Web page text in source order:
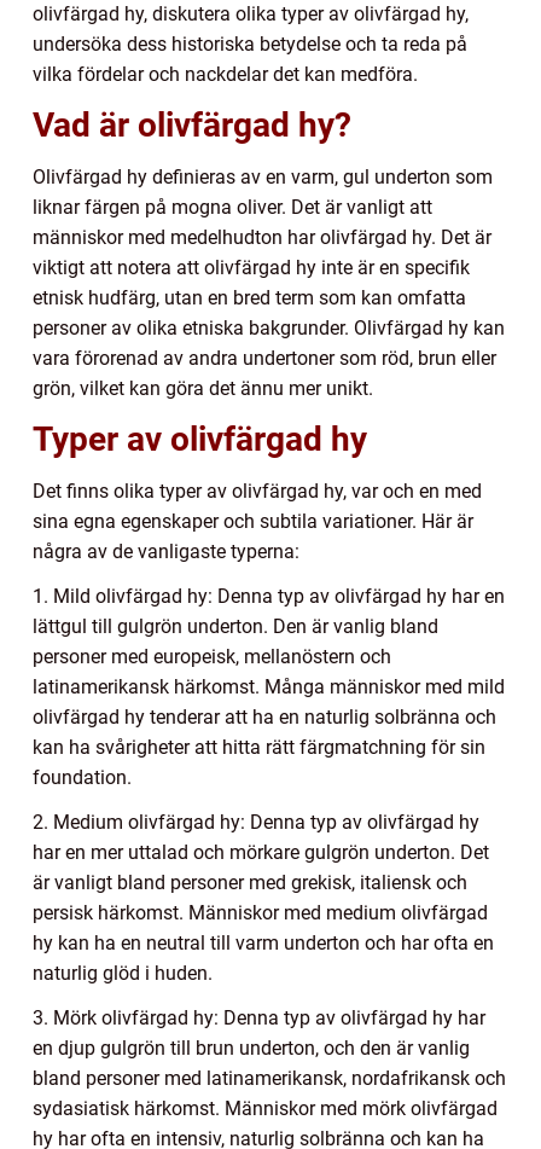
olivfärgad hy, diskutera olika typer av olivfärgad hy,
undersöka dess historiska betydelse och ta reda på
vilka fördelar och nackdelar det kan medföra.
Vad är olivfärgad hy?
Olivfärgad hy definieras av en varm, gul underton som
liknar färgen på mogna oliver. Det är vanligt att
människor med medelhudton har olivfärgad hy. Det är
viktigt att notera att olivfärgad hy inte är en specifik
etnisk hudfärg, utan en bred term som kan omfatta
personer av olika etniska bakgrunder. Olivfärgad hy kan
vara förorenad av andra undertoner som röd, brun eller
grön, vilket kan göra det ännu mer unikt.
Typer av olivfärgad hy
Det finns olika typer av olivfärgad hy, var och en med
sina egna egenskaper och subtila variationer. Här är
några av de vanligaste typerna:
1. Mild olivfärgad hy: Denna typ av olivfärgad hy har en
lättgul till gulgrön underton. Den är vanlig bland
personer med europeisk, mellanöstern och
latinamerikansk härkomst. Många människor med mild
olivfärgad hy tenderar att ha en naturlig solbränna och
kan ha svårigheter att hitta rätt färgmatchning för sin
foundation.
2. Medium olivfärgad hy: Denna typ av olivfärgad hy
har en mer uttalad och mörkare gulgrön underton. Det
är vanligt bland personer med grekisk, italiensk och
persisk härkomst. Människor med medium olivfärgad
hy kan ha en neutral till varm underton och har ofta en
naturlig glöd i huden.
3. Mörk olivfärgad hy: Denna typ av olivfärgad hy har
en djup gulgrön till brun underton, och den är vanlig
bland personer med latinamerikansk, nordafrikansk och
sydasiatisk härkomst. Människor med mörk olivfärgad
hy har ofta en intensiv, naturlig solbränna och kan ha